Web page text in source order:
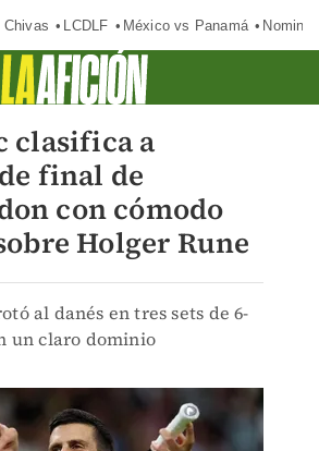
Chivas LCDLF México vs Panamá
clasifica a
final de
con cómodo
Holger Rune
al danés en tres sets de 6-
un claro dominio